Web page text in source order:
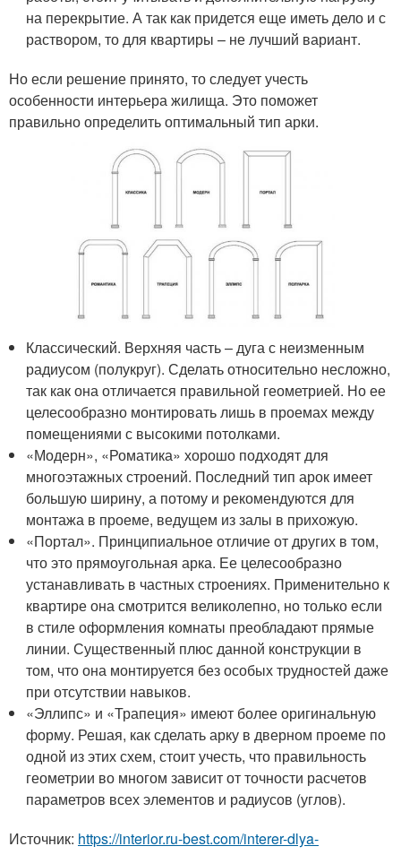
на перекрытие. А так как придется еще иметь дело и с
раствором, то для квартиры – не лучший вариант.
Но если решение принято, то следует учесть
особенности интерьера жилища. Это поможет
правильно определить оптимальный тип арки.
Классический. Верхняя часть – дуга с неизменным
радиусом (полукруг). Сделать относительно несложно,
так как она отличается правильной геометрией. Но ее
целесообразно монтировать лишь в проемах между
помещениями с высокими потолками.
«Модерн», «Роматика» хорошо подходят для
многоэтажных строений. Последний тип арок имеет
большую ширину, а потому и рекомендуются для
монтажа в проеме, ведущем из залы в прихожую.
«Портал». Принципиальное отличие от других в том,
что это прямоугольная арка. Ее целесообразно
устанавливать в частных строениях. Применительно к
квартире она смотрится великолепно, но только если
в стиле оформления комнаты преобладают прямые
линии. Существенный плюс данной конструкции в
том, что она монтируется без особых трудностей даже
при отсутствии навыков.
«Эллипс» и «Трапеция» имеют более оригинальную
форму. Решая, как сделать арку в дверном проеме по
одной из этих схем, стоит учесть, что правильность
геометрии во многом зависит от точности расчетов
параметров всех элементов и радиусов (углов).
Источник: https://interior.ru-best.com/interer-dlya-